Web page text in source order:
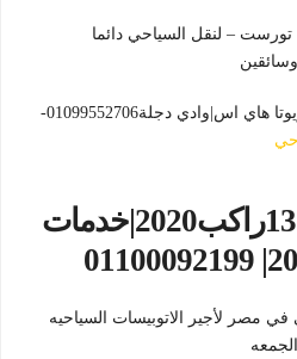
نحن شركة تورست – لنقل السياحي دائما
محترفين في القيادة | ايجار تويوتا هاي اس|وادي دجلة01099552706-
تأجير ميكروباص 13راكب2020|خدمات
مصر لأجير الاتوبيسات السياحيه